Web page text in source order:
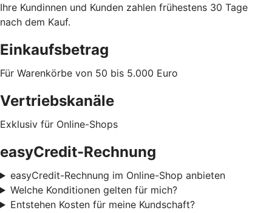
Ihre Kundinnen und Kunden zahlen frühestens 30 Tage
nach dem Kauf.
Einkaufsbetrag
Für Warenkörbe von 50 bis 5.000 Euro
Vertriebskanäle
Exklusiv für Online-Shops
easyCredit-Rechnung
easyCredit-Rechnung im Online-Shop anbieten
Welche Konditionen gelten für mich?
Entstehen Kosten für meine Kundschaft?